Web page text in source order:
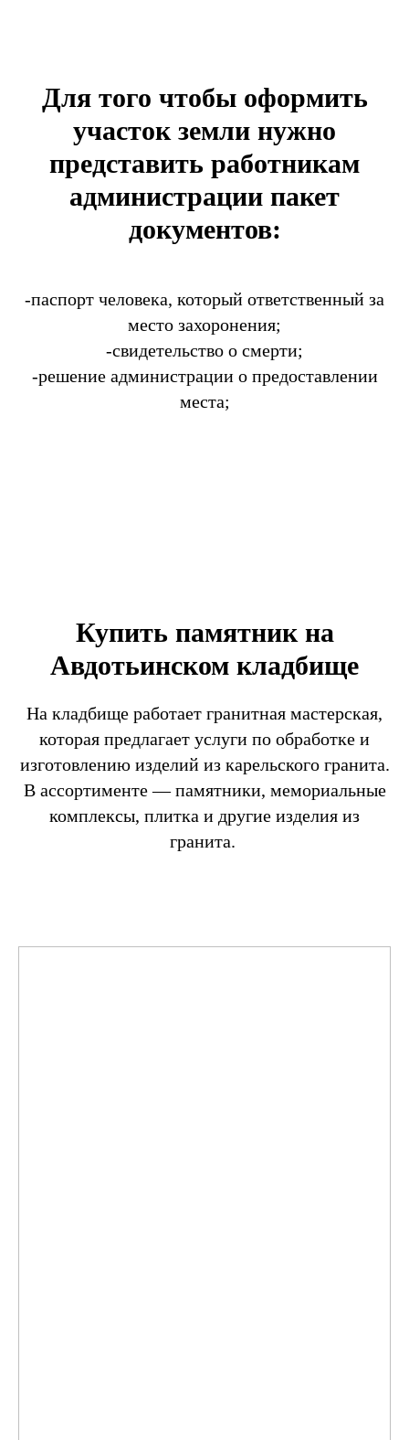
Для того чтобы оформить
участок земли нужно
представить работникам
администрации пакет
документов:
-паспорт человека, который ответственный за
место захоронения;
-свидетельство о смерти;
-решение администрации о предоставлении
места;
Купить памятник на
Авдотьинском кладбище
На кладбище работает гранитная мастерская,
которая предлагает услуги по обработке и
изготовлению изделий из карельского гранита.
В ассортименте — памятники, мемориальные
комплексы, плитка и другие изделия из
гранита.